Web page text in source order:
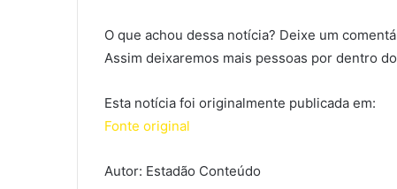
O que achou dessa notícia? Deixe um
Assim deixaremos mais pessoas por dentro
Esta notícia foi originalmente publicada em:
Fonte original
Autor: Estadão Conteúdo